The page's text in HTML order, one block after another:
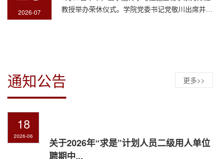
2026-07
教授举办荣休仪式。学院党委书记党敬川出席并讲
通知公告 更多>>
18
2026-06
关于2026年“求是”计划人员二级用人单位
聘期中...